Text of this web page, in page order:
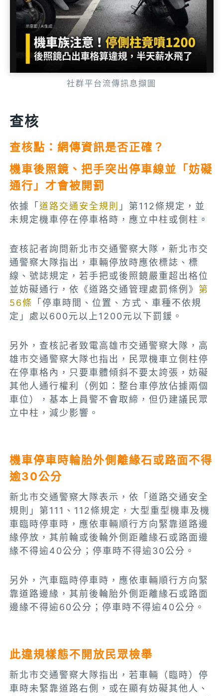
社群平台流傳訊息擷圖
查核
查核點：網傳資訊是否正確？
機車後照鏡、把手突出停車線並「妨礙
通行」才會被開罰
依據「道路交通安全規則
」第112條規定，並
未規定機車停在停車格時，應立中柱或側柱。
查核記者詢問新北市交通警察大隊，新北市交
通警察大隊指出，車輛停放時應依標誌、標
線、號誌規定，若手把或後照鏡嚴重超出格位
並妨礙通行，依《道路交通管理處罰條例》 第
56條
「停車時間、位置、方式、車種不依規
定」處以600元以上1200元以下罰鍰。
另外，查核記者致電高雄市交通警察大隊，高
雄市交通警察大隊也指出，民眾機車立側柱停
在停車格內，只要車體傾斜不要太誇張，妨礙
其他人通行權利（例如：整台車停放佔據兩個
車位），基本上員警不會取締，但仍建議民眾
立中柱，減少影響。
機車停車時輪胎外側離緣石或路面不得
逾30公分
新北市交通警察大隊表示，依「道路交通安全
規則」第111、112條規定，大型重型機車及機
車臨時停車時，應依車輛順行方向緊靠道路邊
緣停放，其前輪或後輪外側距離緣石或路面邊
緣不得逾40公分；停車時不得逾30公分。
另外，汽車臨時停車時，應依車輛順行方向緊
靠道路邊緣，其前後輪胎外側距離緣石或路面
邊緣不得逾60公分；停車時不得逾40公分。
此違規樣態不開放民眾檢舉
新北市交通警察大隊指出，若車輛（臨時）停
車時未緊靠道路右側，或在顯有妨礙其他人、